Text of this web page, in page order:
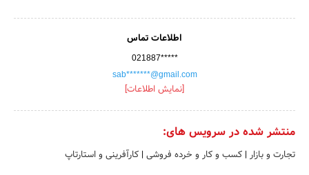
اطلاعات تماس
021887*****
sab*******@gmail.com
[نمایش اطلاعات]
منتشر شده در سرویس های:
تجارت و بازار | کسب و کار و خرده فروشی | کارآفرینی و استارتاپ